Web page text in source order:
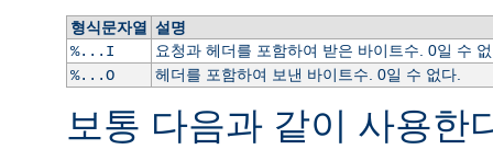
형식문자열
설명
%...I
요청과 헤더를 포함하여 받은 바이트수. 0일 수
%...O
헤더를 포함하여 보낸 바이트수. 0일 수 없다.
보통 다음과 같이 사용한